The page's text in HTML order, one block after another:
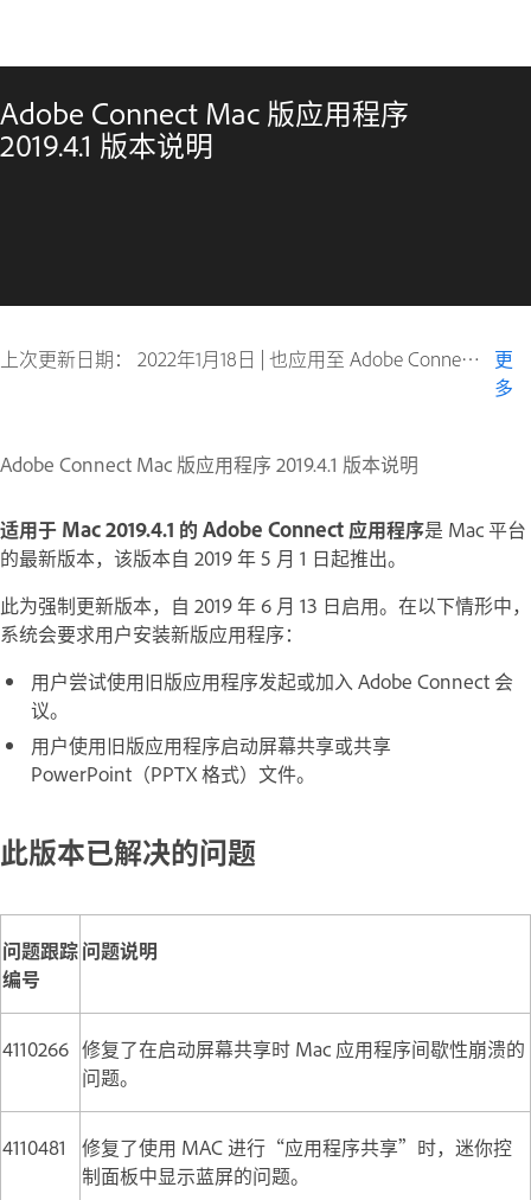
Adobe Connect Mac 版应用程序
2019.4.1 版本说明
上次更新日期： 2022年1月18日 | 也应用至 Adobe Connect 10
更
多
Adobe Connect Mac 版应用程序 2019.4.1 版本说明
适用于 Mac 2019.4.1 的 Adobe Connect 应用程序是 Mac 平台
的最新版本，该版本自 2019 年 5 月 1 日起推出。
此为强制更新版本，自 2019 年 6 月 13 日启用。在以下情形中，
系统会要求用户安装新版应用程序：
用户尝试使用旧版应用程序发起或加入 Adobe Connect 会
议。
用户使用旧版应用程序启动屏幕共享或共享
PowerPoint（PPTX 格式）文件。
此版本已解决的问题
问题跟踪
编号
问题说明
4110266 修复了在启动屏幕共享时 Mac 应用程序间歇性崩溃的
问题。
4110481
修复了使用 MAC 进行“应用程序共享”时，迷你控
制面板中显示蓝屏的问题。